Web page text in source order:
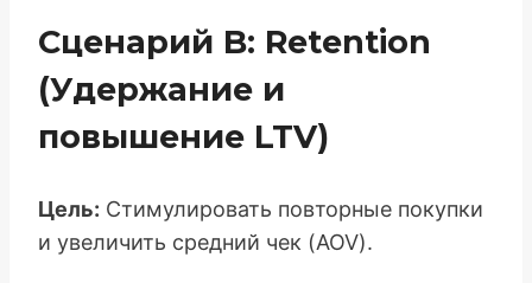
Сценарий B: Retention
(Удержание и
повышение LTV)
Цель: Стимулировать повторные покупки
и увеличить средний чек (AOV).